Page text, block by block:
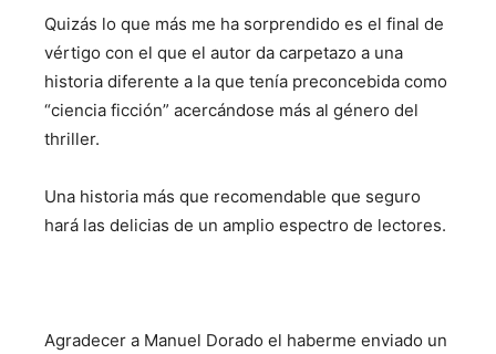
Quizás lo que más me ha sorprendido es el final de
vértigo con el que el autor da carpetazo a una
historia diferente a la que tenía preconcebida como
“ciencia ficción” acercándose más al género del
thriller.
Una historia más que recomendable que seguro
hará las delicias de un amplio espectro de lectores.
Agradecer a Manuel Dorado el haberme enviado un